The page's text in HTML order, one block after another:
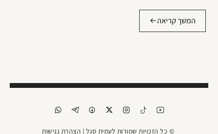
המשך קריאה
© כל הזכויות שמורות לעמית סגל | הצהרת נגישות